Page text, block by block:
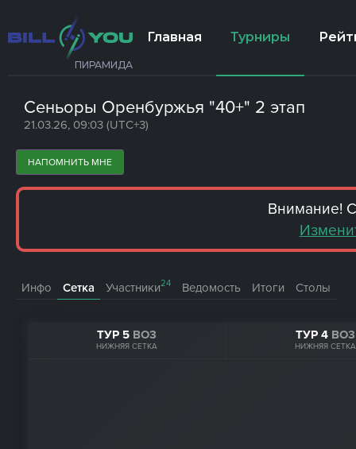
ПИРАМИДА
Главная Турниры
Сеньоры Оренбуржья "40+" 2 этап
21.03.26, 09:03 (UTC+3)
НАПОМНИТЬ МНЕ
Внимание!
Инфо Сетка Участники24 Ведомость Итоги Столы
ТУР 5 BO3
НИЖНЯЯ СЕТКА
ТУР 4 BO3
НИЖНЯЯ СЕТКА